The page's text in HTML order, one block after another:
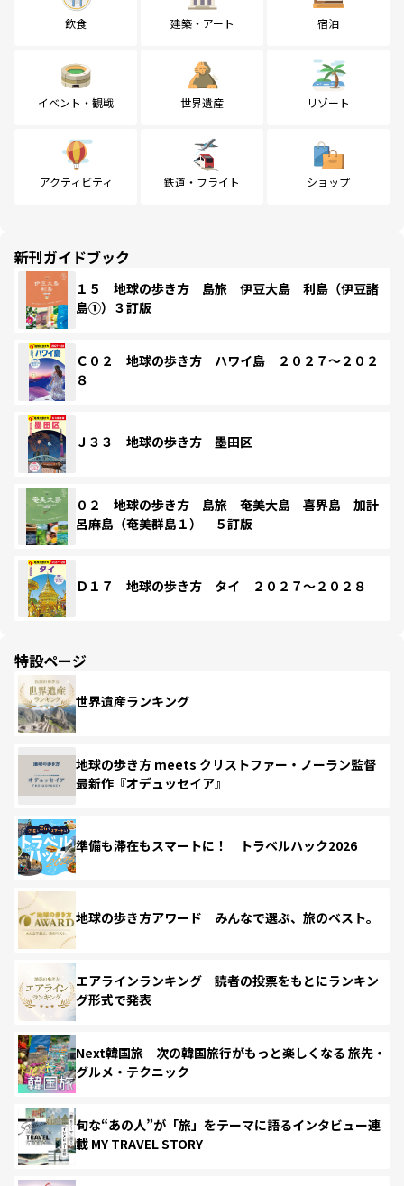
飲食 建築・アート 宿泊
イベント・観戦 世界遺産 リゾート
アクティビティ 鉄道・フライト ショップ
新刊ガイドブック
１５ 地球の歩き方 島旅 伊豆大島 利島（伊豆諸
島①）３訂版
Ｃ０２ 地球の歩き方 ハワイ島 ２０２７～２０２
８
Ｊ３３ 地球の歩き方 墨田区
０２ 地球の歩き方 島旅 奄美大島 喜界島 加計
呂麻島（奄美群島１） ５訂版
Ｄ１７ 地球の歩き方 タイ ２０２７～２０２８
特設ページ
世界遺産ランキング
地球の歩き方 meets クリストファー・ノーラン監督
最新作『オデュッセイア』
準備も滞在もスマートに！ トラベルハック2026
地球の歩き方アワード みんなで選ぶ、旅のベスト。
エアラインランキング 読者の投票をもとにランキン
グ形式で発表
Next韓国旅 次の韓国旅行がもっと楽しくなる 旅先・
グルメ・テクニック
旬な“あの人”が「旅」をテーマに語るインタビュー連
載 MY TRAVEL STORY